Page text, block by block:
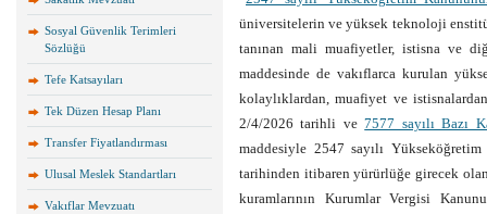
Sosyal Güvenlik Terimleri
Sözlüğü
Tefe Katsayıları
Tek Düzen Hesap Planı
Transfer Fiyatlandırması
Ulusal Meslek Standartları
Vakıflar Mevzuatı
üniversitelerin ve yüksek teknoloji
tanınan mali muafiyetler, istisna ve
maddesinde de vakıflarca kurulan
kolaylıklardan, muafiyet ve
2/4/2026 tarihli ve7577 sayılı Bazı
maddesiyle 2547 sayılı
tarihinden itibaren yürürlüğe girecek
kuramlarının Kurumlar Vergisi